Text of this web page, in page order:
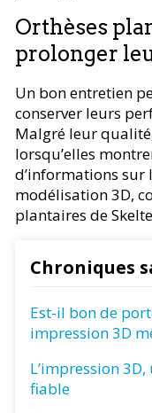
Orthèses
prolonger
Un bon entretien
conserver leurs
Malgré leur
lorsqu’elles
d’informations sur
modélisation 3D,
plantaires de
Chroniques
Est-il bon de
impression 3D
L’impression
fiable